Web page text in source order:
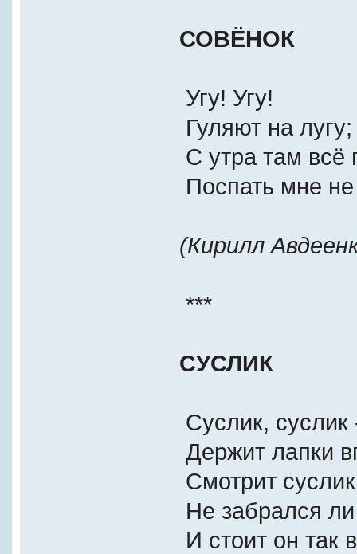
СОВЁНОК
Угу! Угу!
Гуляют на лугу;
С утра там всё
Поспать мне
(Кирилл
***
СУСЛИК
Суслик, суслик
Держит лапки
Смотрит
Не забрался
И стоит он так